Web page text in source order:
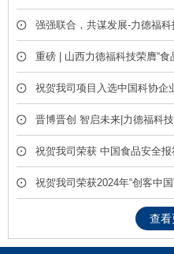
化冷榨饮品产线
强强联合，共谋发展-力德福
略合作框架协议
重磅 | 山西力德福科技荣膺“
台共创单位”，携手产业链共
祝贺我司项目入选中国科协企
库
晋博晋创 智启未来|力德福科
后创新创业成果展
祝贺我司荣获 中国食品安全
位” 荣誉称号
祝贺我司荣获2024年“创客中
查看